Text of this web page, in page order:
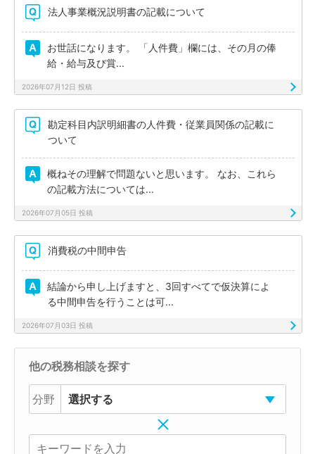
法人事業概況説明書の記載について
お世話になります。 「人件費」欄には、その月の俸
給・給与及び賞...
2026年07月12日 投稿
勘定科目内訳明細書の人件費・従業員関係の記載に
ついて
概ねその理解で問題ないと思います。 なお、これら
の記載方法については...
2026年07月05日 投稿
消費税の中間申告
結論から申し上げますと、3回すべてで仮決算によ
る中間申告を行うことは可...
2026年07月03日 投稿
他の税務相談を探す
分野